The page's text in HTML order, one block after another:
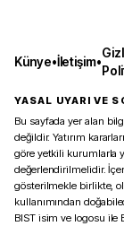
Künye•İletişim•
YASAL UYARI VE
Bu sayfada yer alan
değildir. Yatırım
göre yetkili kurumlarla
değerlendirilmelidir.
gösterilmekle birlikte,
kullanımından
BIST isim ve logosu ile